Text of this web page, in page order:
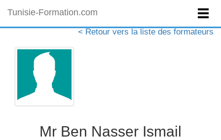
Tunisie-Formation.com
< Retour vers la liste des formateurs
Mr Ben Nasser Ismail